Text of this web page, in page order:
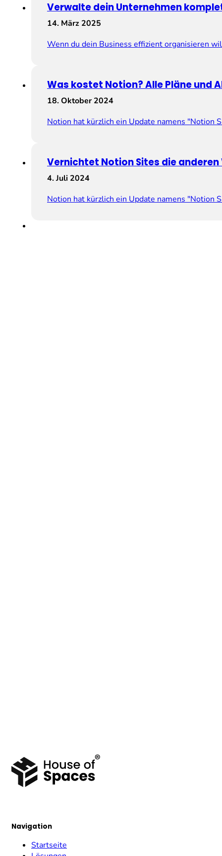
Verwalte dein Unternehmen
14. März 2025
Wenn du dein Business effizient organisieren
Was kostet Notion? Alle Pläne und
18. Oktober 2024
Notion hat kürzlich ein Update namens
Vernichtet Notion Sites die
4. Juli 2024
Notion hat kürzlich ein Update namens
Navigation
Startseite